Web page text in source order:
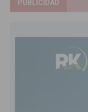
PUBLICIDAD